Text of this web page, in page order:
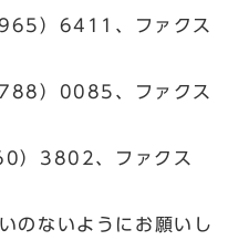
）6411、ファクス
）0085、ファクス
）3802、ファクス
のないようにお願いし